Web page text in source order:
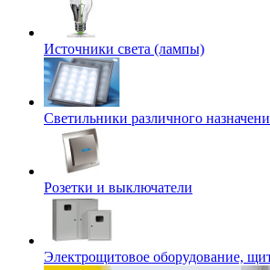
Источники света (лампы)
Светильники различного
Розетки и выключатели
Электрощитовое оборудование,